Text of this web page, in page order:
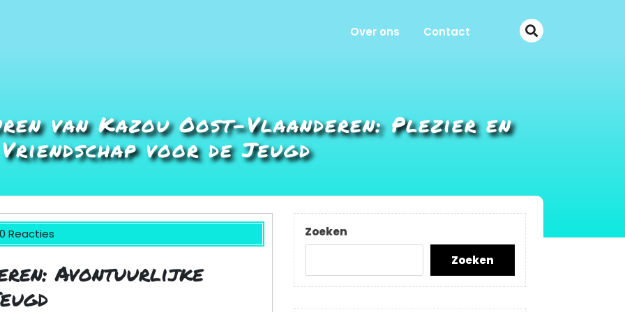
Over ons Contact
van Kazou Oost-Vlaanderen: Plezier en
Vriendschap voor de Jeugd
0 Reacties
Avontuurlijke
Zoeken
Zoeken